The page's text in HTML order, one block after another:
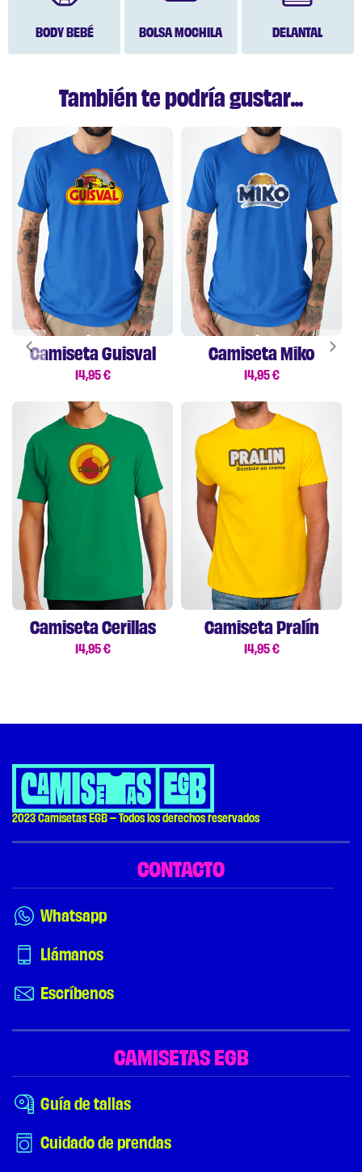
BODY BEBÉ BOLSA MOCHILA DELANTAL
También te podría gustar...
Camiseta Guisval
14,95 €
Camiseta Miko
14,95 €
Camiseta Cerillas
14,95 €
Camiseta Pralín
14,95 €
2023 Camisetas EGB – Todos los derechos reservados
CONTACTO
Whatsapp
Llámanos
Escríbenos
CAMISETAS EGB
Guía de tallas
Cuidado de prendas